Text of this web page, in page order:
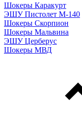
Шокеры Каракурт
ЭШУ Пистолет М-140
Шокеры Скорпион
Шокеры Мальвина
ЭШУ Церберус
Шокеры МВД